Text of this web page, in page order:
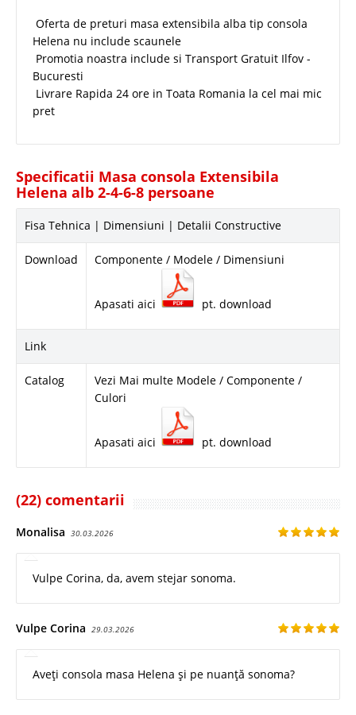
Oferta de preturi masa extensibila alba tip consola
Helena nu include scaunele
Promotia noastra include si Transport Gratuit Ilfov -
Bucuresti
Livrare Rapida 24 ore in Toata Romania la cel mai mic
pret
Specificatii Masa consola Extensibila
Helena alb 2-4-6-8 persoane
Fisa Tehnica | Dimensiuni | Detalii Constructive
Download Componente / Modele / Dimensiuni
Apasati aici pt. download
Link
Catalog
Vezi Mai multe Modele / Componente /
Culori
Apasati aici pt. download
(22) comentarii
Monalisa 30.03.2026
Vulpe Corina, da, avem stejar sonoma.
Vulpe Corina 29.03.2026
Aveți consola masa Helena și pe nuanță sonoma?